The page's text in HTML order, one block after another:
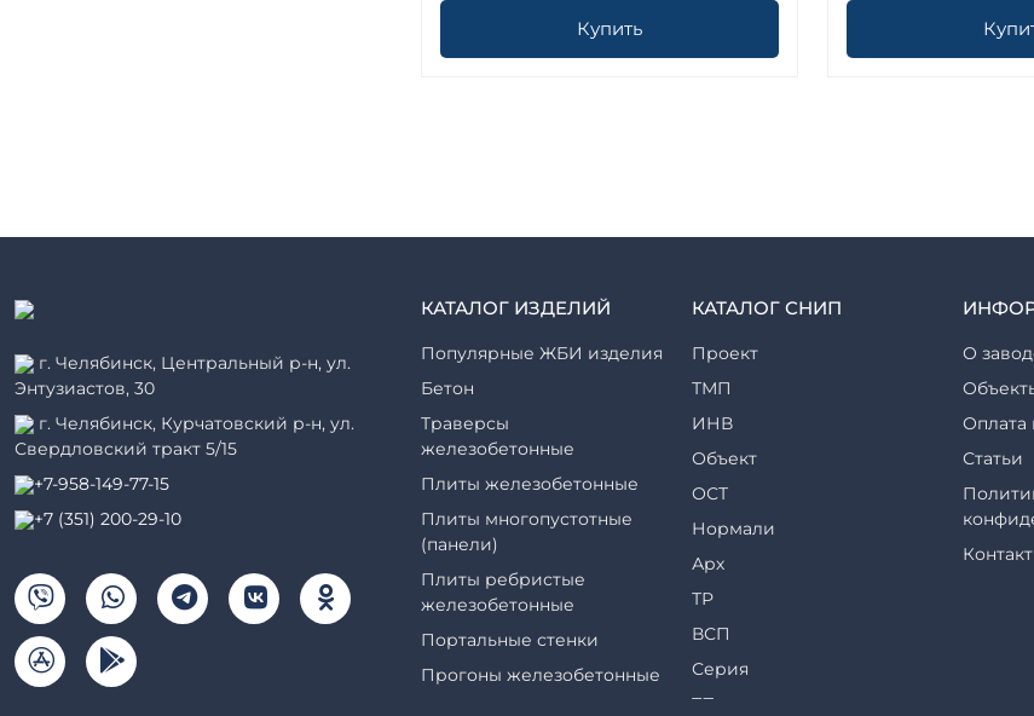
Купить
г. Челябинск, Центральный р-н, ул.
Энтузиастов, 30
г. Челябинск, Курчатовский р-н, ул.
Свердловский тракт 5/15
+7-958-149-77-15
+7 (351) 200-29-10
КАТАЛОГ ИЗДЕЛИЙ
Популярные ЖБИ изделия
Бетон
Траверсы
железобетонные
Плиты железобетонные
Плиты многопустотные
(панели)
Плиты ребристые
железобетонные
Портальные стенки
Прогоны железобетонные
КАТАЛОГ СНИП
Проект
ТМП
ИНВ
Объект
ОСТ
Нормали
Арх
ТР
ВСП
Серия
ТП
О
Оплата
Статьи